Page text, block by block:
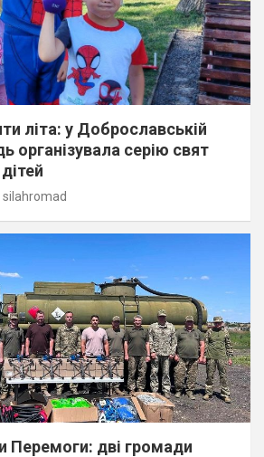
літа: у Доброславській
організувала серію свят
silahromad
Перемоги: дві громади